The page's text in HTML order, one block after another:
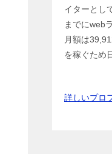
イターとし
までにweb
月額は
を稼ぐため
詳しいプロ